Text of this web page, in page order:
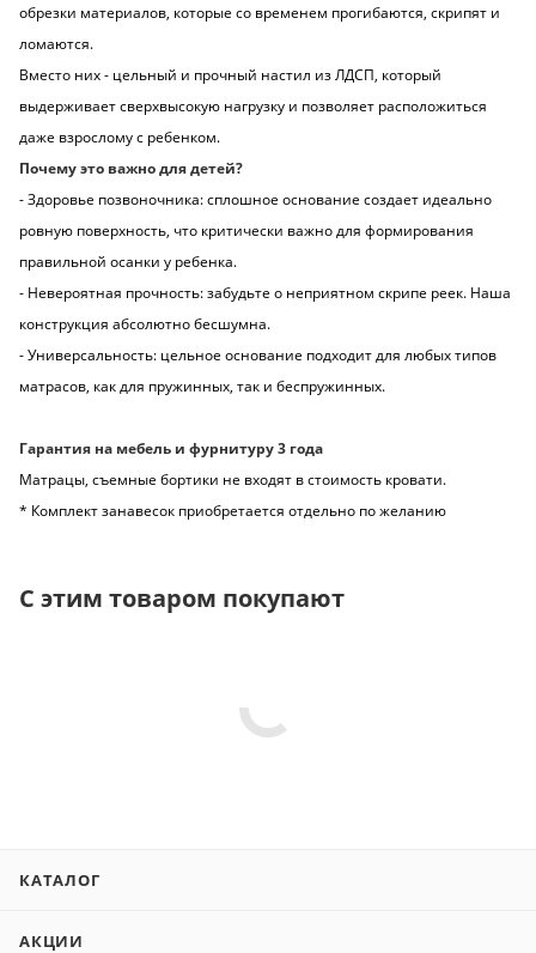
обрезки материалов, которые со временем прогибаются, скрипят и
ломаются.
Вместо них - цельный и прочный настил из ЛДСП, который
выдерживает сверхвысокую нагрузку и позволяет расположиться
даже взрослому с ребенком.
Почему это важно для детей?
- Здоровье позвоночника: сплошное основание создает идеально
ровную поверхность, что критически важно для формирования
правильной осанки у ребенка.
- Невероятная прочность: забудьте о неприятном скрипе реек. Наша
конструкция абсолютно бесшумна.
- Универсальность: цельное основание подходит для любых типов
матрасов, как для пружинных, так и беспружинных.
Гарантия на мебель и фурнитуру 3 года
Матрацы, съемные бортики не входят в стоимость кровати.
* Комплект занавесок приобретается отдельно по желанию
С этим товаром покупают
КАТАЛОГ
АКЦИИ